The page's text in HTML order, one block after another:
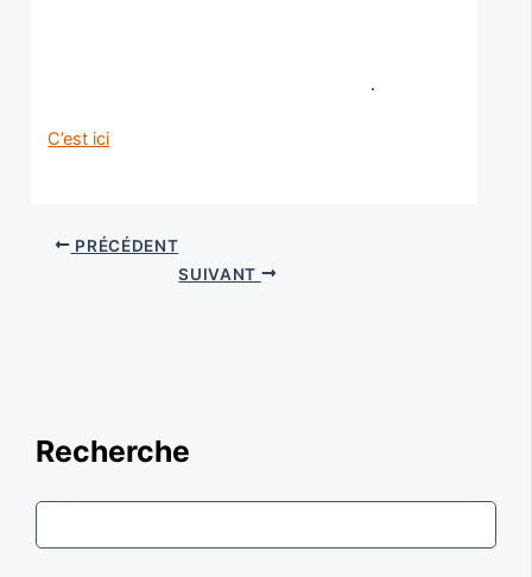
.
C’est ici
PRÉCÉDENT
SUIVANT
Recherche